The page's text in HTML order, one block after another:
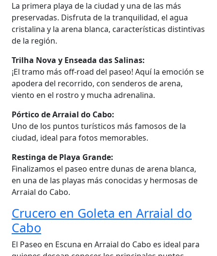
La primera playa de la ciudad y una de las más
preservadas. Disfruta de la tranquilidad, el agua
cristalina y la arena blanca, características distintivas
de la región.
Trilha Nova y Enseada das Salinas:
¡El tramo más off-road del paseo! Aquí la emoción se
apodera del recorrido, con senderos de arena,
viento en el rostro y mucha adrenalina.
Pórtico de Arraial do Cabo:
Uno de los puntos turísticos más famosos de la
ciudad, ideal para fotos memorables.
Restinga de Playa Grande:
Finalizamos el paseo entre dunas de arena blanca,
en una de las playas más conocidas y hermosas de
Arraial do Cabo.
Crucero en Goleta en Arraial do
Cabo
El Paseo en Escuna en Arraial do Cabo es ideal para